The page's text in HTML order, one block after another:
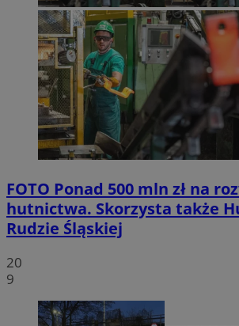
FOTO Ponad 500 mln zł na
hutnictwa. Skorzysta także
Rudzie Śląskiej
20
9